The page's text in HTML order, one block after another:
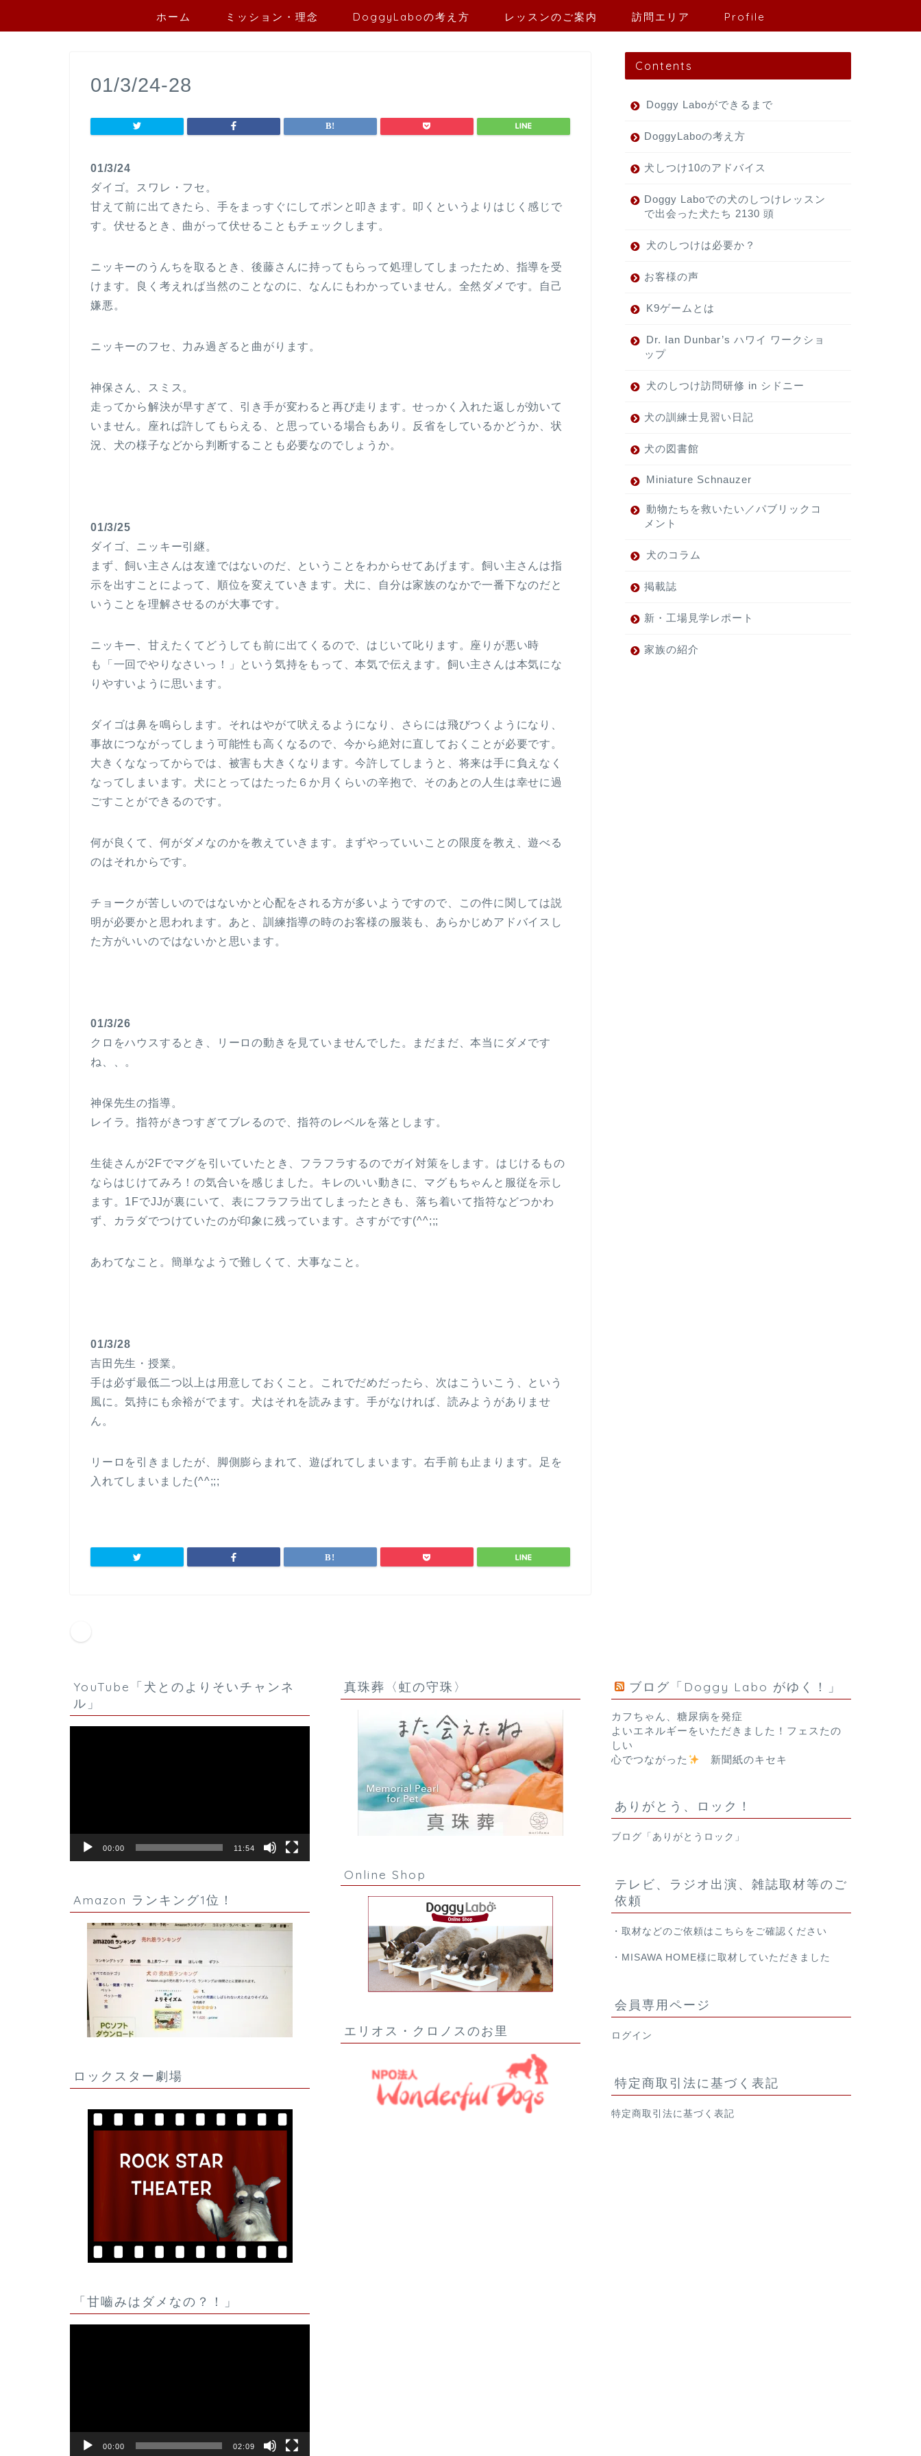
ホーム ミッション・理念 DoggyLaboの考え方 レッスンのご案内 訪問エリア Profile
01/3/24-28
01/3/24
ダイゴ。スワレ・フセ。
甘えて前に出てきたら、手をまっすぐにしてポンと叩きます。叩くというよりはじく感じで
す。伏せるとき、曲がって伏せることもチェックします。
ニッキーのうんちを取るとき、後藤さんに持ってもらって処理してしまったため、指導を受
けます。良く考えれば当然のことなのに、なんにもわかっていません。全然ダメです。自己
嫌悪。
ニッキーのフセ、力み過ぎると曲がります。
神保さん、スミス。
走ってから解決が早すぎて、引き手が変わると再び走ります。せっかく入れた返しが効いて
いません。座れば許してもらえる、と思っている場合もあり。反省をしているかどうか、状
況、犬の様子などから判断することも必要なのでしょうか。
01/3/25
ダイゴ、ニッキー引継。
まず、飼い主さんは友達ではないのだ、ということをわからせてあげます。飼い主さんは指
示を出すことによって、順位を変えていきます。犬に、自分は家族のなかで一番下なのだと
いうことを理解させるのが大事です。
ニッキー、甘えたくてどうしても前に出てくるので、はじいて叱ります。座りが悪い時
も「一回でやりなさいっ！」という気持をもって、本気で伝えます。飼い主さんは本気にな
りやすいように思います。
ダイゴは鼻を鳴らします。それはやがて吠えるようになり、さらには飛びつくようになり、
事故につながってしまう可能性も高くなるので、今から絶対に直しておくことが必要です。
大きくななってからでは、被害も大きくなります。今許してしまうと、将来は手に負えなく
なってしまいます。犬にとってはたった６か月くらいの辛抱で、そのあとの人生は幸せに過
ごすことができるのです。
何が良くて、何がダメなのかを教えていきます。まずやっていいことの限度を教え、遊べる
のはそれからです。
チョークが苦しいのではないかと心配をされる方が多いようですので、この件に関しては説
明が必要かと思われます。あと、訓練指導の時のお客様の服装も、あらかじめアドバイスし
た方がいいのではないかと思います。
01/3/26
クロをハウスするとき、リーロの動きを見ていませんでした。まだまだ、本当にダメです
ね、、。
神保先生の指導。
レイラ。指符がきつすぎてブレるので、指符のレベルを落とします。
生徒さんが2Fでマグを引いていたとき、フラフラするのでガイ対策をします。はじけるもの
ならはじけてみろ！の気合いを感じました。キレのいい動きに、マグもちゃんと服従を示し
ます。1FでJJが裏にいて、表にフラフラ出てしまったときも、落ち着いて指符などつかわ
ず、カラダでつけていたのが印象に残っています。さすがです(^^;;;
あわてなこと。簡単なようで難しくて、大事なこと。
01/3/28
吉田先生・授業。
手は必ず最低二つ以上は用意しておくこと。これでだめだったら、次はこういこう、という
風に。気持にも余裕がでます。犬はそれを読みます。手がなければ、読みようがありませ
ん。
リーロを引きましたが、脚側膨らまれて、遊ばれてしまいます。右手前も止まります。足を
入れてしまいました(^^;;;
Contents
Doggy Laboができるまで
DoggyLaboの考え方
犬しつけ10のアドバイス
Doggy Laboでの犬のしつけレッスン
で出会った犬たち 2130 頭
犬のしつけは必要か？
お客様の声
K9ゲームとは
Dr. Ian Dunbar’s ハワイ ワークショ
ップ
犬のしつけ訪問研修 in シドニー
犬の訓練士見習い日記
犬の図書館
Miniature Schnauzer
動物たちを救いたい／パブリックコ
メント
犬のコラム
掲載誌
新・工場見学レポート
家族の紹介
YouTube「犬とのよりそいチャンネ
ル」
00:00 11:54
Amazon ランキング1位！
ロックスター劇場
「甘嚙みはダメなの？！」
00:00 02:09
真珠葬〈虹の守珠〉
Online Shop
エリオス・クロノスのお里
ブログ「Doggy Labo がゆく！」
カフちゃん、糖尿病を発症
よいエネルギーをいただきました！フェスたの
しい
心でつながった
新聞紙のキセキ
ありがとう、ロック！
ブログ「ありがとうロック」
テレビ、ラジオ出演、雑誌取材等のご
依頼
・取材などのご依頼は こちら をご確認ください
・ MISAWA HOME様 に取材していただきました
会員専用ページ
ログイン
特定商取引法に基づく表記
特定商取引法に基づく表記